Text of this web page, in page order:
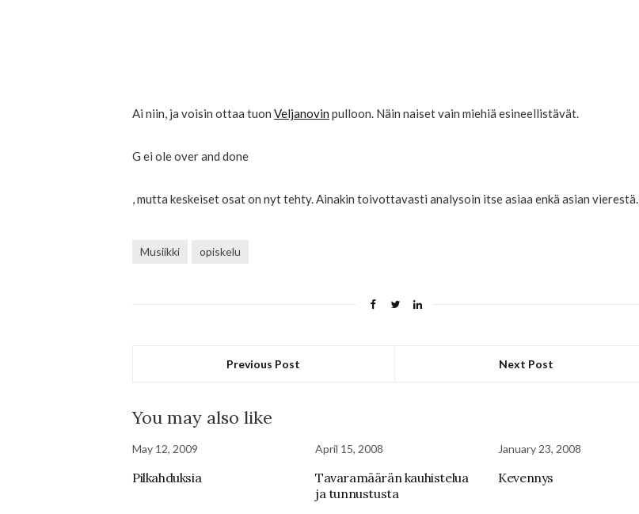
Ai niin, ja voisin ottaa tuon Veljanovin pulloon. Näin naiset vain miehiä esineellistävät.
G ei ole over and done
, mutta keskeiset osat on nyt tehty. Ainakin toivottavasti analysoin itse asiaa enkä asian vierestä.
Musiikki opiskelu
Previous Post Next Post
You may also like
May 12, 2009
Pilkahduksia
April 15, 2008
Tavaramäärän kauhistelua
ja tunnustusta
January 23, 2008
Kevennys